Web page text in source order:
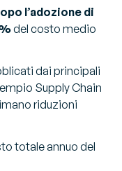
l’adozione di
del costo medio
dai principali
Supply Chain
riduzioni
totale annuo del